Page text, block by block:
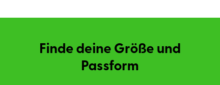
Finde deine Größe und
Passform